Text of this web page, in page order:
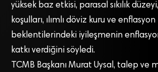
yüksek baz etkisi, parasal sıkılık
koşulları, ılımlı döviz kuru ve enflasyon
beklentilerindeki iyileşmenin
katkı verdiğini söyledi.
TCMB Başkanı Murat Uysal, talep ve